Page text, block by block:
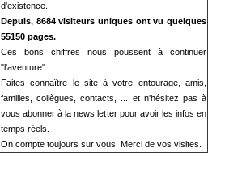
d'existence.
Depuis, 8684 visiteurs uniques ont vu quelques
55150 pages.
Ces bons chiffres nous poussent à continuer
"l'aventure".
Faites connaître le site à votre entourage, amis,
familles, collègues, contacts, ... et n'hésitez pas à
vous abonner à la news letter pour avoir les infos en
temps réels.
On compte toujours sur vous. Merci de vos visites.